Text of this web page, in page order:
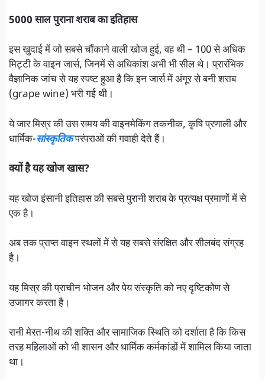
5000 साल पुराना शराब का इतिहास
इस खुदाई में जो सबसे चौंकाने वाली खोज हुई, वह थी – 100 से अधिक
मिट्टी के वाइन जार्स, जिनमें से अधिकांश अभी भी सील थे। प्रारंभिक
वैज्ञानिक जांच से यह स्पष्ट हुआ है कि इन जार्स में अंगूर से बनी शराब
(grape wine) भरी गई थी।
ये जार मिस्र की उस समय की वाइनमेकिंग तकनीक, कृषि प्रणाली और
धार्मिक-सांस्कृतिकपरंपराओं की गवाही देते हैं।
क्यों है यह खोज खास?
यह खोज इंसानी इतिहास की सबसे पुरानी शराब के प्रत्यक्ष प्रमाणों में से
एक है।
अब तक प्राप्त वाइन स्थलों में से यह सबसे संरक्षित और सीलबंद संग्रह
है।
यह मिस्र की प्राचीन भोजन और पेय संस्कृति को नए दृष्टिकोण से
उजागर करता है।
रानी मेरत-नीथ की शक्ति और सामाजिक स्थिति को दर्शाता है कि किस
तरह महिलाओं को भी शासन और धार्मिक कर्मकांडों में शामिल किया जाता
था।